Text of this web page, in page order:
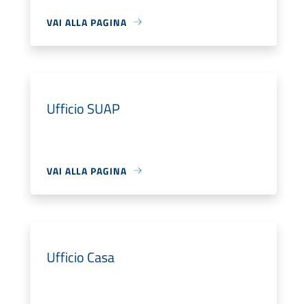
VAI ALLA PAGINA
Ufficio SUAP
VAI ALLA PAGINA
Ufficio Casa